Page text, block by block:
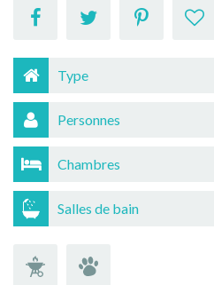
Type
Personnes
Chambres
Salles de bain